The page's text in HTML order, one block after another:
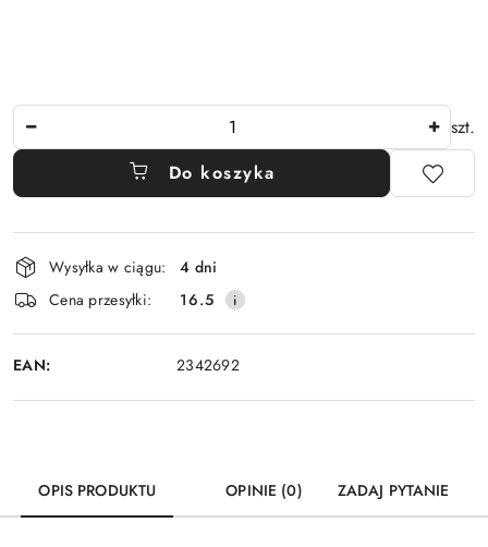
szt.
Do koszyka
Dostępność
i
dostawa
Wysyłka w ciągu:
4 dni
Cena przesyłki:
16.5
EAN: 2342692
OPIS PRODUKTU OPINIE (0) ZADAJ PYTANIE